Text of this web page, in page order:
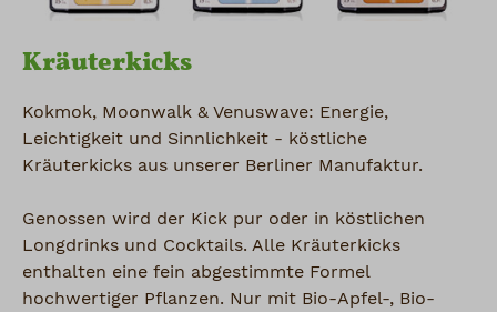
Kräuterkicks
Kokmok, Moonwalk & Venuswave: Energie,
Leichtigkeit und Sinnlichkeit - köstliche
Kräuterkicks aus unserer Berliner Manufaktur.
Genossen wird der Kick pur oder in köstlichen
Longdrinks und Cocktails. Alle Kräuterkicks
enthalten eine fein abgestimmte Formel
hochwertiger Pflanzen. Nur mit Bio-Apfel-, Bio-